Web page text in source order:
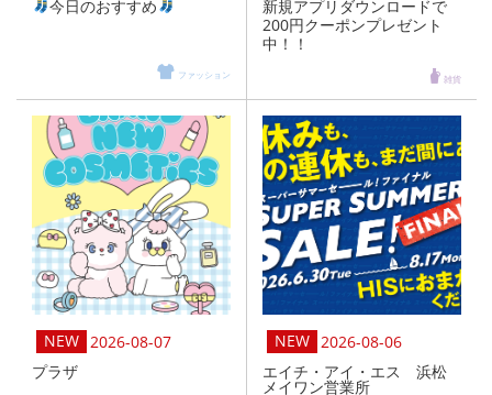
今日のおすすめ
ファッション
新規アプリダウンロードで
200円クーポンプレゼント
中！！
雑貨
2026-08-07
プラザ
2026-08-06
エイチ・アイ・エス 浜松
メイワン営業所